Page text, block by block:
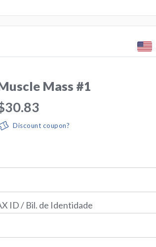
Mass #1
Discount coupon?
ID / Bil. de Identidade